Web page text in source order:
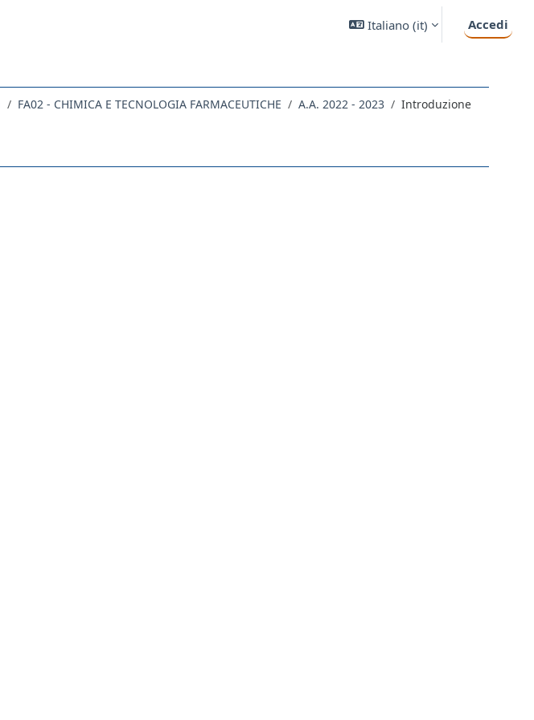
Italiano ‎(it)‎ Accedi
FA02 - CHIMICA E TECNOLOGIA FARMACEUTICHE A.A. 2022 - 2023 Introduzione